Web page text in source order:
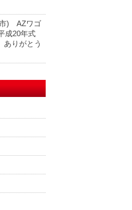
市) AZワゴ
成20年式
りがとう